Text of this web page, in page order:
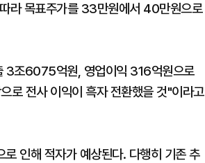
라 목표주가를 33만원에서 40만원으로
3조6075억원, 영업이익 316억원으로
로 전사 이익이 흑자 전환했을 것"이라고
인해 적자가 예상된다. 다행히 기존 추